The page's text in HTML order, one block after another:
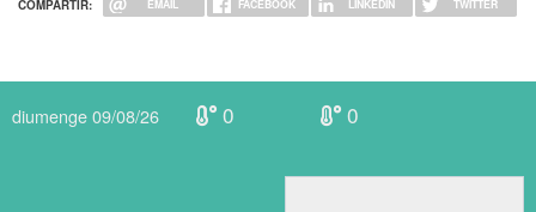
COMPARTIR: EMAIL FACEBOOK LINKEDIN TWITTER
diumenge 09/08/26 0 0